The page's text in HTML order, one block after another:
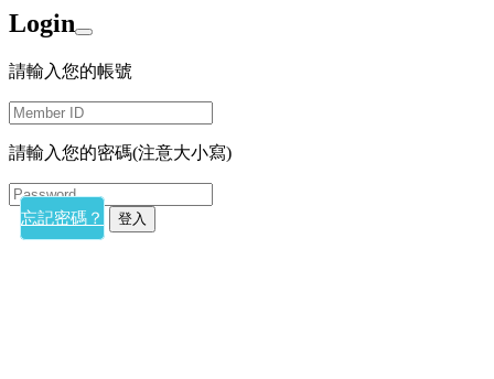
Login
請輸入您的帳號
請輸入您的密碼(注意大小寫)
忘記密碼？ 登入